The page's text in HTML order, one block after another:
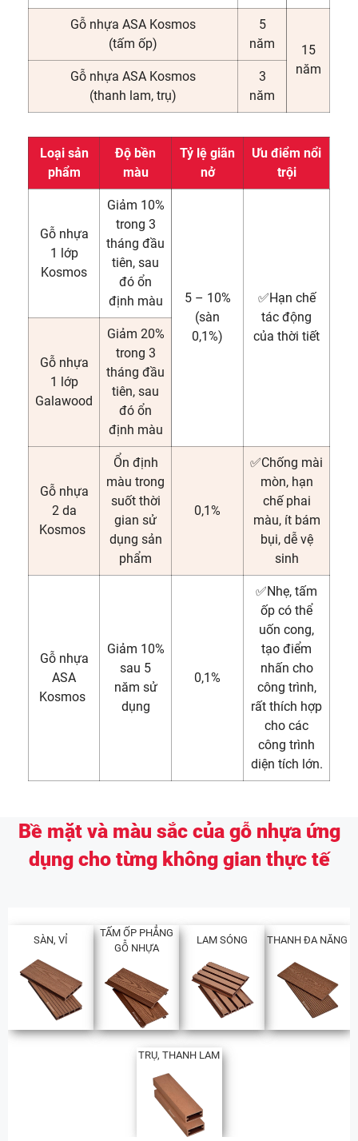
Gỗ nhựa ASA Kosmos
(tấm ốp)
5
năm
15
năm
Gỗ nhựa ASA Kosmos
(thanh lam, trụ)
3
năm
Loại sản
phẩm
Độ bền
màu
Tỷ lệ giãn
nở
Ưu điểm nổi
trội
Gỗ nhựa
1 lớp
Kosmos
Giảm 10%
trong 3
tháng đầu
tiên, sau
đó ổn
định màu
5 – 10%
(sàn
0,1%)
✅Hạn chế
tác động
của thời tiết
Gỗ nhựa
1 lớp
Galawood
Giảm 20%
trong 3
tháng đầu
tiên, sau
đó ổn
định màu
Gỗ nhựa
2 da
Kosmos
Ổn định
màu trong
suốt thời
gian sử
dụng sản
phẩm
0,1%
✅Chống mài
mòn, hạn
chế phai
màu, ít bám
bụi, dễ vệ
sinh
Gỗ nhựa
ASA
Kosmos
Giảm 10%
sau 5
năm sử
dụng
0,1%
✅Nhẹ, tấm
ốp có thể
uốn cong,
tạo điểm
nhấn cho
công trình,
rất thích hợp
cho các
công trình
diện tích lớn.
Bề mặt và màu sắc của gỗ nhựa ứng
dụng cho từng không gian thực tế
SÀN, VỈ
TẤM ỐP PHẲNG
GỖ NHỰA
LAM SÓNG THANH ĐA NĂNG
TRỤ, THANH LAM